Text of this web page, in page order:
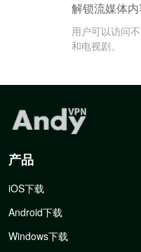
解锁流媒体
用户可以访问
和电视剧。
产品
iOS下载
Android下载
Windows下载